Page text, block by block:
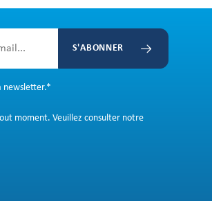
S'ABONNER
newsletter.*
moment. Veuillez consulter notre